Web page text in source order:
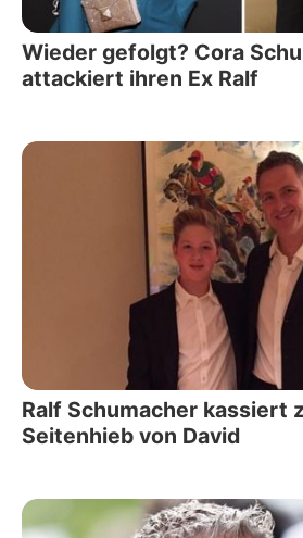
Wieder gefolgt? Cora
attackiert ihren Ex Ralf
Ralf Schumacher kassiert
Seitenhieb von David